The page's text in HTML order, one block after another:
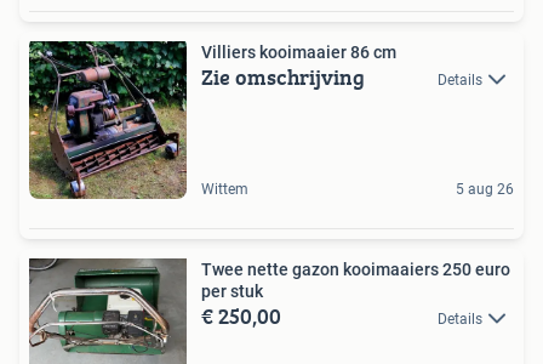
Villiers kooimaaier 86 cm
Zie omschrijving Details
Wittem 5 aug 26
Twee nette gazon kooimaaiers 250 euro
per stuk
€ 250,00 Details